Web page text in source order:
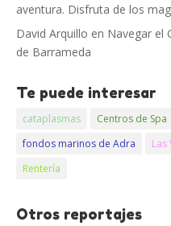
aventura. Disfruta de los
David Arquillo en Navegar el
de Barrameda
Te puede interesar
cataplasmas Centros de Spa
fondos marinos de Adra
Las
Rentería
Otros reportajes